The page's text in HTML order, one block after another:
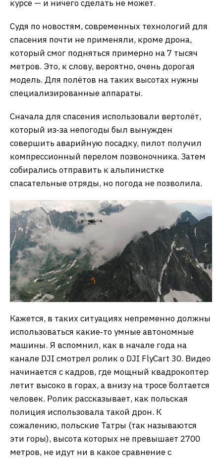
курсе — и ничего сделать не может.
Судя по новостям, современных технологий для
спасения почти не применяли, кроме дрона,
который смог подняться примерно на 7 тысяч
метров. Это, к слову, вероятно, очень дорогая
модель. Для полётов на таких высотах нужны
специализированные аппараты.
Сначала для спасения использовали вертолёт,
который из‑за непогоды был вынужден
совершить аварийную посадку, пилот получил
компрессионный перелом позвоночника. Затем
собирались отправить к альпинистке
спасательные отряды, но погода не позволила.
Кажется, в таких ситуациях непременно должны
использоваться какие‑то умные автономные
машины. Я вспомнил, как в начале года на
канале DJI смотрел ролик о DJI FlyCart 30. Видео
начинается с кадров, где мощный квадрокоптер
летит высоко в горах, а внизу на тросе болтается
человек. Ролик рассказывает, как польская
полиция использовала такой дрон. К
сожалению, польские Татры (так называются
эти горы), высота которых не превышает 2700
метров, не идут ни в какое сравнение с